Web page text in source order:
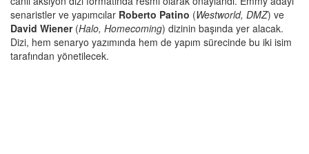
senaristler ve yapımcılar Roberto Patino (Westworld, DMZ) ve
David Wiener(Halo, Homecoming) dizinin başında yer alacak.
Dizi, hem senaryo yazımında hem de yapım sürecinde bu iki isim
tarafından yönetilecek.